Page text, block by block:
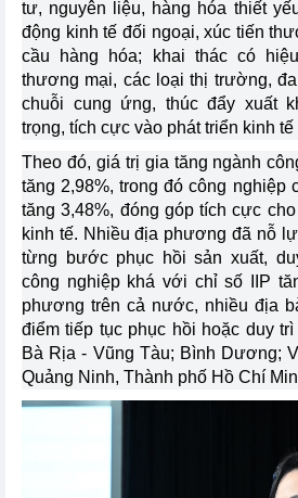
tư, nguyên liệu, hàng hóa thiết
động kinh tế đối ngoại, xúc tiến
cầu hàng hóa; khai thác có
thương mại, các loại thị trường,
chuỗi cung ứng, thúc đẩy xuất
trọng, tích cực vào phát triển kinh
Theo đó, giá trị gia tăng ngành
tăng 2,98%, trong đó công nghiệp
tăng 3,48%, đóng góp tích cực
kinh tế. Nhiều địa phương đã nỗ
từng bước phục hồi sản xuất,
công nghiệp khá với chỉ số IIP
phương trên cả nước, nhiều địa
điểm tiếp tục phục hồi hoặc duy
Bà Rịa - Vũng Tàu; Bình Dương;
Quảng Ninh, Thành phố Hồ Chí